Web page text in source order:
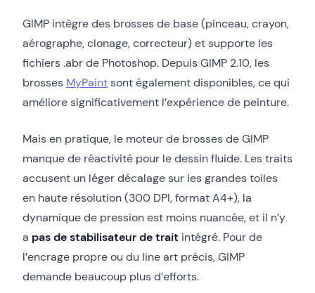
GIMP intègre des brosses de base (pinceau, crayon,
aérographe, clonage, correcteur) et supporte les
fichiers .abr de Photoshop. Depuis GIMP 2.10, les
brosses MyPaintsont également disponibles, ce qui
améliore significativement l’expérience de peinture.
Mais en pratique, le moteur de brosses de GIMP
manque de réactivité pour le dessin fluide. Les traits
accusent un léger décalage sur les grandes toiles
en haute résolution (300 DPI, format A4+), la
dynamique de pression est moins nuancée, et il n’y
a pas de stabilisateur de trait intégré. Pour de
l’encrage propre ou du line art précis, GIMP
demande beaucoup plus d’efforts.